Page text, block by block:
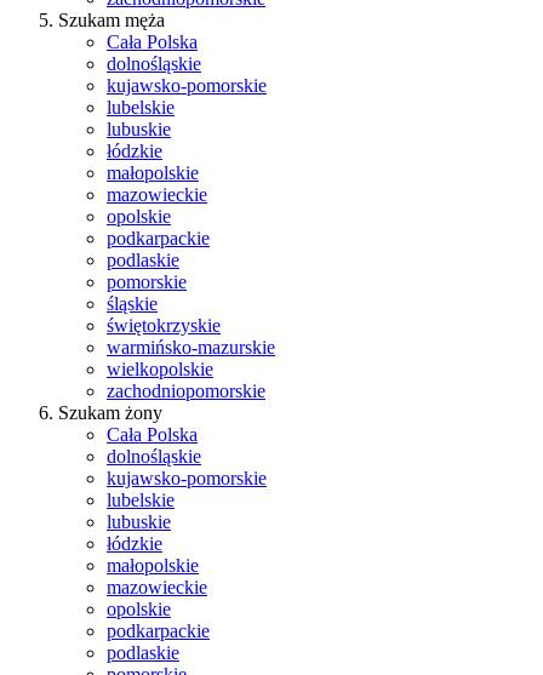
Szukam męża
Cała Polska
dolnośląskie
kujawsko-pomorskie
lubelskie
lubuskie
łódzkie
małopolskie
mazowieckie
opolskie
podkarpackie
podlaskie
pomorskie
śląskie
świętokrzyskie
warmińsko-mazurskie
wielkopolskie
zachodniopomorskie
Szukam żony
Cała Polska
dolnośląskie
kujawsko-pomorskie
lubelskie
lubuskie
łódzkie
małopolskie
mazowieckie
opolskie
podkarpackie
podlaskie